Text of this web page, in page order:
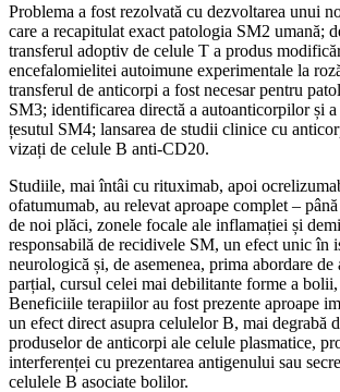
Problema a fost rezolvată cu dezvoltarea unui
care a recapitulat exact patologia SM2 umană;
transferul adoptiv de celule T a produs
encefalomielitei autoimune experimentale la
transferul de anticorpi a fost necesar pentru
SM3; identificarea directă a autoanticorpilor și
țesutul SM4; lansarea de studii clinice cu
vizați de celule B anti-CD20.
Studiile, mai întâi cu rituximab, apoi
ofatumumab, au relevat aproape complet –
de noi plăci, zonele focale ale inflamației și
responsabilă de recidivele SM, un efect unic în
neurologică și, de asemenea, prima abordare de
parțial, cursul celei mai debilitante forme a
Beneficiile terapiilor au fost prezente aproape
un efect direct asupra celulelor B, mai degrabă
produselor de anticorpi ale celule plasmatice,
interferenței cu prezentarea antigenului sau
celulele B asociate bolilor.